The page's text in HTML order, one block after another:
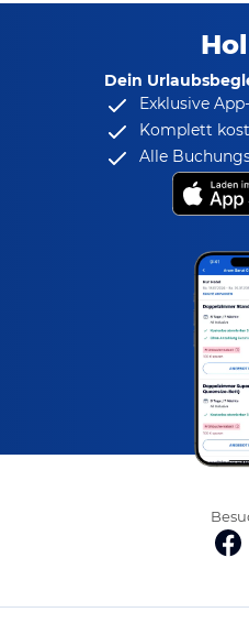
Dein
Exklusive
Komplett
Alle